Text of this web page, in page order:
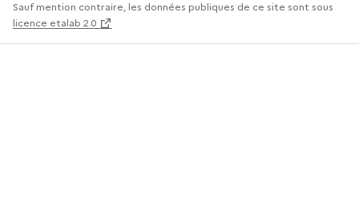
Sauf mention contraire, les données publiques de ce site sont sous
licence etalab 2.0